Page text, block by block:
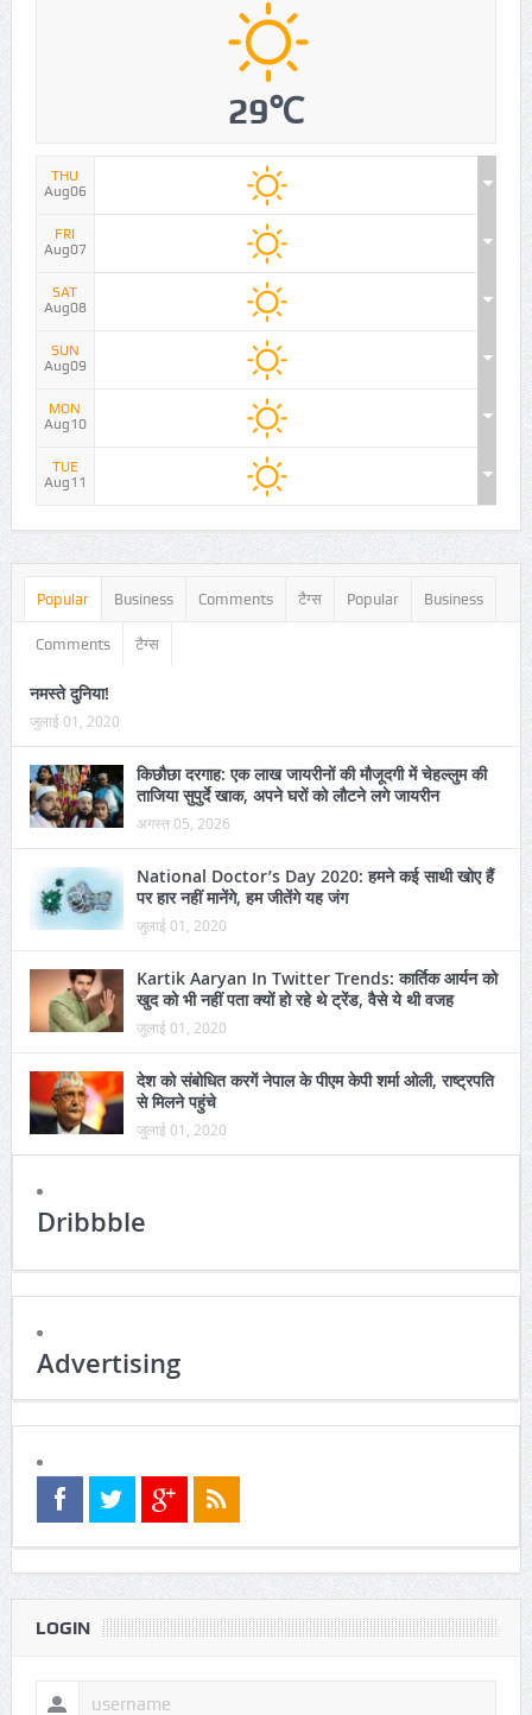
29℃
THU
Aug06
FRI
Aug07
SAT
Aug08
SUN
Aug09
MON
Aug10
TUE
Aug11
Popular Business Comments टैग्स Popular Business
Comments टैग्स
नमस्ते दुनिया!
जुलाई 01, 2020
किछौछा दरगाह: एक लाख जायरीनों की मौजूदगी में चेहल्लुम की
ताजिया सुपुर्दे खाक, अपने घरों को लौटने लगे जायरीन
अगस्त 05, 2026
National Doctor’s Day 2020: हमने कई साथी खोए हैं
पर हार नहीं मानेंगे, हम जीतेंगे यह जंग
जुलाई 01, 2020
Kartik Aaryan In Twitter Trends: कार्तिक आर्यन को
खुद को भी नहीं पता क्यों हो रहे थे ट्रेंड, वैसे ये थी वजह
जुलाई 01, 2020
देश को संबोधित करगें नेपाल के पीएम केपी शर्मा ओली, राष्ट्रपति
से मिलने पहुंचे
जुलाई 01, 2020
Dribbble
Advertising
LOGIN